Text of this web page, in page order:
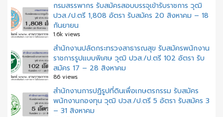
กรมสรรพากร รับสมัครสอบบรรจุเข้ารับราชการ วุฒิ
ปวส./ป.ตรี 1,808 อัตรา รับสมัคร 20 สิงหาคม – 18
กันยายน
1.6k views
สำนักงานปลัดกระทรวงสาธารณสุข รับสมัครพนักงาน
ราชการรูปแบบพิเศษ วุฒิ ปวส./ป.ตรี 102 อัตรา รับ
สมัคร 17 – 28 สิงหาคม
86 views
สำนักงานการปฏิรูปที่ดินเพื่อเกษตรกรรม รับสมัคร
พนักงานกองทุน วุฒิ ปวส./ป.ตรี 5 อัตรา รับสมัคร 3
– 31 สิงหาคม